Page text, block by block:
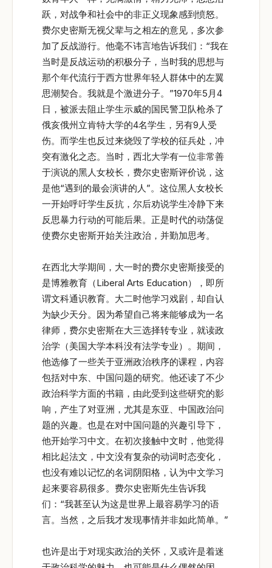
跃，对战争和社会中的非正义现象感到愤怒。
费尔史密斯无视父辈与之相左的意见，多次参
加了反战游行。他毫不讳言地告诉我们：“我在
当时是反战运动的积极分子，当时我的思想与
那个年代流行于西方世界年轻人群体中的左翼
思潮契合。我就是个激进分子。”1970年5月4
日，被派去阻止学生示威的国民警卫队枪杀了
俄亥俄州立肯特大学的4名学生，另有9人受
伤。而学生也反过来烧毁了学校的征兵处，冲
突有激化之态。当时，西北大学有一位非常善
于演说的黑人女校长，费尔史密斯评价说，这
是他“遇到的最会演讲的人”。这位黑人女校长
一开始呼吁学生反抗，尔后劝说学生冷静下来
反思暴力行动的可能后果。正是时代的动荡促
使费尔史密斯开始关注政治，并勤加思考。
在西北大学期间，大一时的费尔史密斯接受的
是博雅教育（Liberal Arts Education），即所
谓文科通识教育。大二时他学习戏剧，却自认
为缺少天分。因为希望自己将来能够成为一名
律师，费尔史密斯在大三选择转专业，就读政
治学（美国大学本科没有法学专业）。期间，
他选修了一些关于亚洲政治秩序的课程，内容
包括对中东、中国问题的研究。他还读了不少
政治科学方面的书籍，由此受到这些研究的影
响，产生了对亚洲，尤其是东亚、中国政治问
题的兴趣。也是在对中国问题的兴趣引导下，
他开始学习中文。在初次接触中文时，他觉得
相比起法文，中文没有复杂的动词时态变化，
也没有难以记忆的名词阴阳格，认为中文学习
起来要容易很多。费尔史密斯先生告诉我
们：“我甚至认为这是世界上最容易学习的语
言。当然，之后我才发现事情并非如此简单。”
也许是出于对现实政治的关怀，又或许是着迷